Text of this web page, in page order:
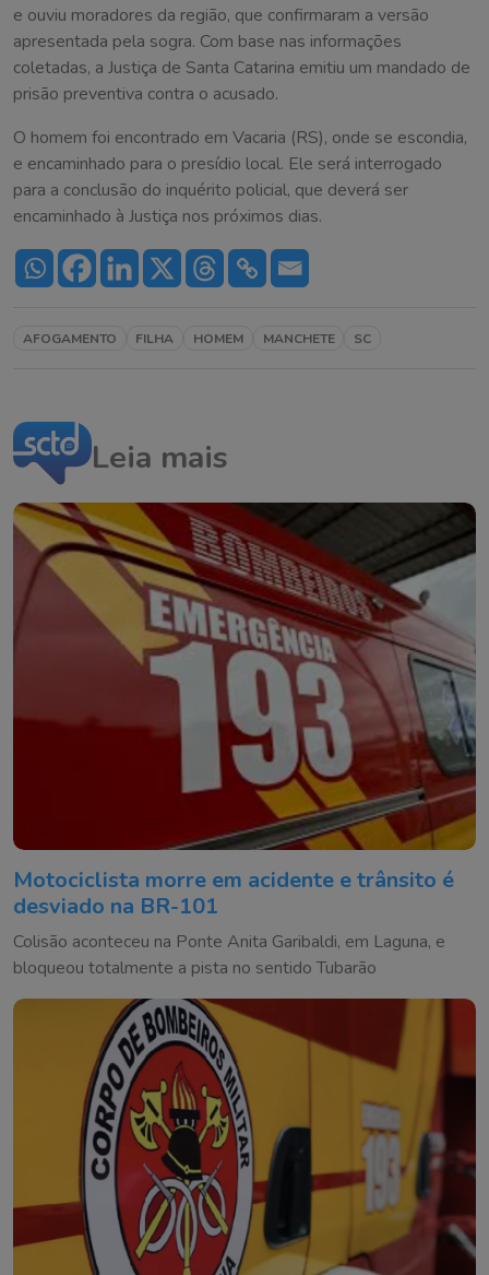
e ouviu moradores da região, que confirmaram a versão
apresentada pela sogra. Com base nas informações
coletadas, a Justiça de Santa Catarina emitiu um mandado de
prisão preventiva contra o acusado.
O homem foi encontrado em Vacaria (RS), onde se escondia,
e encaminhado para o presídio local. Ele será interrogado
para a conclusão do inquérito policial, que deverá ser
encaminhado à Justiça nos próximos dias.
AFOGAMENTO FILHA HOMEM MANCHETE SC
Leia mais
Motociclista morre em acidente e trânsito é
desviado na BR-101
Colisão aconteceu na Ponte Anita Garibaldi, em Laguna, e
bloqueou totalmente a pista no sentido Tubarão